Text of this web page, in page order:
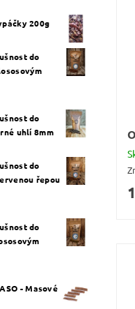
200g
do
do
uhlí 8mm
do
řepou
do
- Masové